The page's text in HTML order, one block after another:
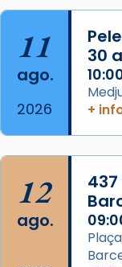
partir de
que les
eterna”) són
frare Joan
que les
Mataró en
Foto
View on Facebook ·
11
ago.
2026
30
+
12
ago.